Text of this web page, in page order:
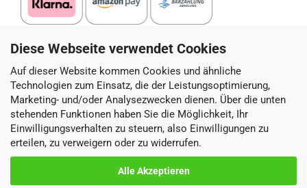
Diese Webseite verwendet Cookies
Auf dieser Website kommen Cookies und ähnliche
Technologien zum Einsatz, die der Leistungsoptimierung,
Marketing- und/oder Analysezwecken dienen. Über die unten
stehenden Funktionen haben Sie die Möglichkeit, Ihr
Einwilligungsverhalten zu steuern, also Einwilligungen zu
erteilen, zu verweigern oder zu widerrufen.
Alle Akzeptieren
Paketdienstleister